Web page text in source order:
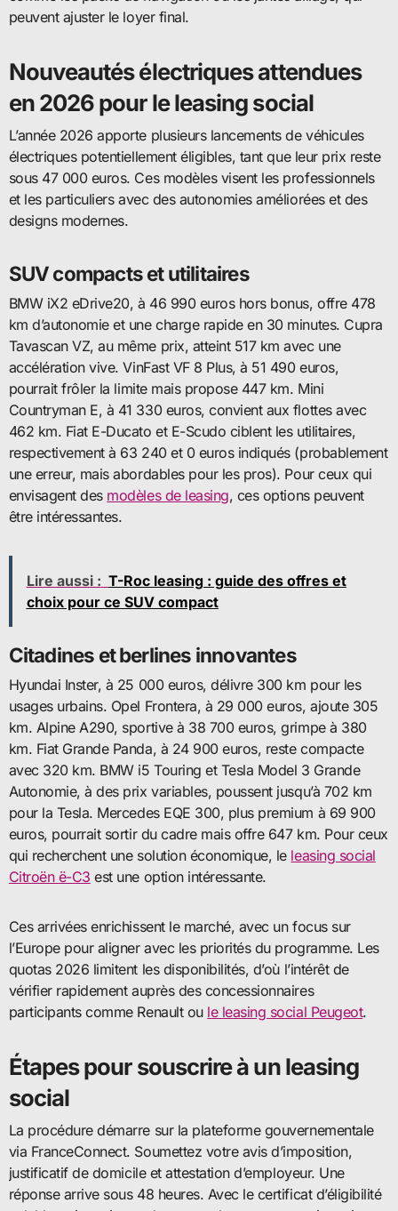
peuvent ajuster le loyer final.
Nouveautés électriques attendues
en 2026 pour le leasing social
L’année 2026 apporte plusieurs lancements de véhicules
électriques potentiellement éligibles, tant que leur prix reste
sous 47 000 euros. Ces modèles visent les professionnels
et les particuliers avec des autonomies améliorées et des
designs modernes.
SUV compacts et utilitaires
BMW iX2 eDrive20, à 46 990 euros hors bonus, offre 478
km d’autonomie et une charge rapide en 30 minutes. Cupra
Tavascan VZ, au même prix, atteint 517 km avec une
accélération vive. VinFast VF 8 Plus, à 51 490 euros,
pourrait frôler la limite mais propose 447 km. Mini
Countryman E, à 41 330 euros, convient aux flottes avec
462 km. Fiat E-Ducato et E-Scudo ciblent les utilitaires,
respectivement à 63 240 et 0 euros indiqués (probablement
une erreur, mais abordables pour les pros). Pour ceux qui
envisagent des modèles de leasing, ces options peuvent
être intéressantes.
Lire aussi : T-Roc leasing : guide des offres et
choix pour ce SUV compact
Citadines et berlines innovantes
Hyundai Inster, à 25 000 euros, délivre 300 km pour les
usages urbains. Opel Frontera, à 29 000 euros, ajoute 305
km. Alpine A290, sportive à 38 700 euros, grimpe à 380
km. Fiat Grande Panda, à 24 900 euros, reste compacte
avec 320 km. BMW i5 Touring et Tesla Model 3 Grande
Autonomie, à des prix variables, poussent jusqu’à 702 km
pour la Tesla. Mercedes EQE 300, plus premium à 69 900
euros, pourrait sortir du cadre mais offre 647 km. Pour ceux
qui recherchent une solution économique, le leasing social
Citroën ë-C3 est une option intéressante.
Ces arrivées enrichissent le marché, avec un focus sur
l’Europe pour aligner avec les priorités du programme. Les
quotas 2026 limitent les disponibilités, d’où l’intérêt de
vérifier rapidement auprès des concessionnaires
participants comme Renault ou le leasing social Peugeot.
Étapes pour souscrire à un leasing
social
La procédure démarre sur la plateforme gouvernementale
via FranceConnect. Soumettez votre avis d’imposition,
justificatif de domicile et attestation d’employeur. Une
réponse arrive sous 48 heures. Avec le certificat d’éligibilité